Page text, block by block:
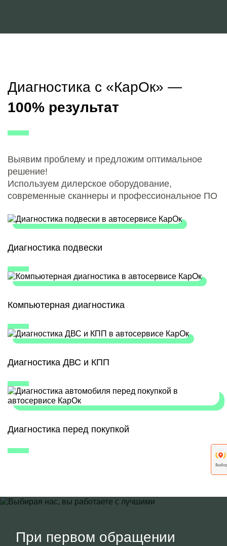
Диагностика с «КарОк» —
100% результат
Выявим проблему и предложим оптимальное
решение!
Используем дилерское оборудование,
современные сканнеры и профессиональное ПО
Диагностика подвески
Компьютерная диагностика
Диагностика ДВС и КПП
Диагностика перед покупкой
При первом обращении